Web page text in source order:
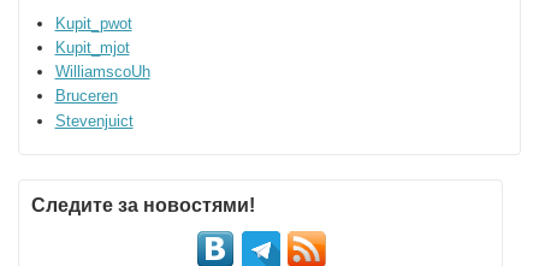
Kupit_pwot
Kupit_mjot
WilliamscoUh
Bruceren
Stevenjuict
Следите за новостями!